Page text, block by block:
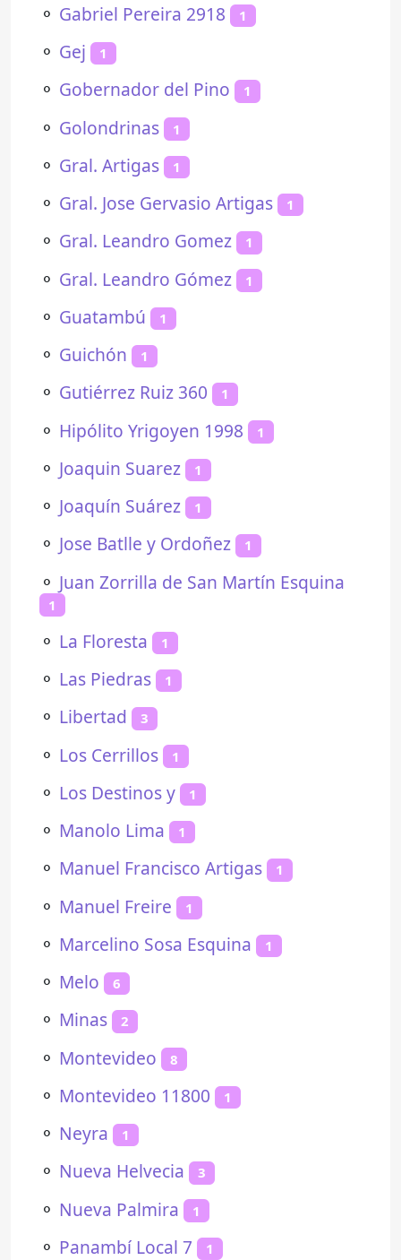
⚬ Gabriel Pereira 2918 1
⚬ Gej 1
⚬ Gobernador del Pino 1
⚬ Golondrinas 1
⚬ Gral. Artigas 1
⚬ Gral. Jose Gervasio Artigas 1
⚬ Gral. Leandro Gomez 1
⚬ Gral. Leandro Gómez 1
⚬ Guatambú 1
⚬ Guichón 1
⚬ Gutiérrez Ruiz 360 1
⚬ Hipólito Yrigoyen 1998 1
⚬ Joaquin Suarez 1
⚬ Joaquín Suárez 1
⚬ Jose Batlle y Ordoñez 1
⚬ Juan Zorrilla de San Martín Esquina
1
⚬ La Floresta 1
⚬ Las Piedras 1
⚬ Libertad 3
⚬ Los Cerrillos 1
⚬ Los Destinos y 1
⚬ Manolo Lima 1
⚬ Manuel Francisco Artigas 1
⚬ Manuel Freire 1
⚬ Marcelino Sosa Esquina 1
⚬ Melo 6
⚬ Minas 2
⚬ Montevideo 8
⚬ Montevideo 11800 1
⚬ Neyra 1
⚬ Nueva Helvecia 3
⚬ Nueva Palmira 1
⚬ Panambí Local 7 1